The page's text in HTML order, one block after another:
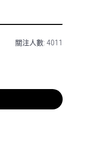
關注人數: 4011